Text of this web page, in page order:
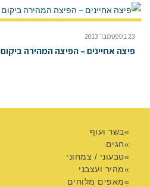
23 בספטמבר 2013
פיצה אחיינים – הפיצה המהירה ביקום
בשר ועוף
חגים
טבעוני / צמחוני
מהיר ועצבני
מאפים מלוחים